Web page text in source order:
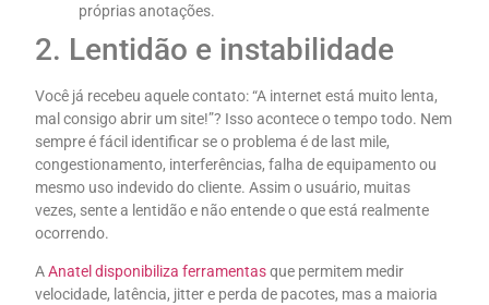
próprias anotações.
2. Lentidão e instabilidade
Você já recebeu aquele contato: “A internet está muito lenta,
mal consigo abrir um site!”? Isso acontece o tempo todo. Nem
sempre é fácil identificar se o problema é de last mile,
congestionamento, interferências, falha de equipamento ou
mesmo uso indevido do cliente. Assim o usuário, muitas
vezes, sente a lentidão e não entende o que está realmente
ocorrendo.
AAnatel disponibiliza ferramentasque permitem medir
velocidade, latência, jitter e perda de pacotes, mas a maioria